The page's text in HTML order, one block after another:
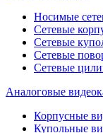
Носимые
Сетевые
Сетевые
Сетевые
Сетевые
Аналоговые
Корпусные
Купольные